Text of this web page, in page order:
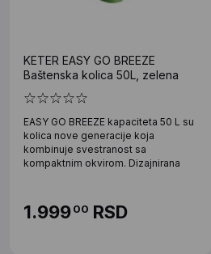
KETER EASY GO BREEZE
Baštenska kolica 50L, zelena
EASY GO BREEZE kapaciteta 50 L su
kolica nove generacije koja
kombinuje svestranost sa
kompaktnim okvirom. Dizajnirana
1.99900 RSD